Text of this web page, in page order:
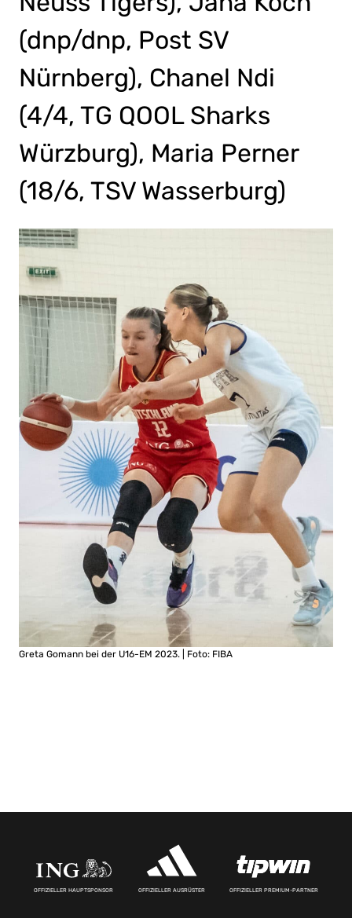
(dnp/dnp, Post SV
Nürnberg), Chanel Ndi
(4/4, TG QOOL Sharks
Würzburg), Maria Perner
(18/6, TSV Wasserburg)
Greta Gomann bei der U16-EM 2023. | Foto: FIBA
OFFIZIELLER HAUPTSPONSOR OFFIZIELLER AUSRÜSTER OFFIZIELLER PREMIUM-PARTNER